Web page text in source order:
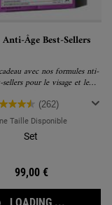
Âge Best-Sellers
avec nos formules nti-
sellers pour le visage et le
(262)
Taille Disponible
Set
99,00 €